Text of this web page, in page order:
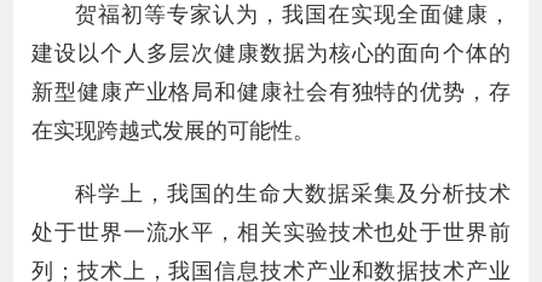
贺福初等专家认为，我国在实现全面健康，
建设以个人多层次健康数据为核心的面向个体的
新型健康产业格局和健康社会有独特的优势，存
在实现跨越式发展的可能性。
科学上，我国的生命大数据采集及分析技术
处于世界一流水平，相关实验技术也处于世界前
列；技术上，我国信息技术产业和数据技术产业